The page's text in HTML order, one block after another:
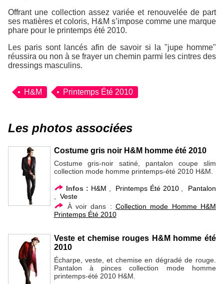
Offrant une collection assez variée et renouvelée de part
ses matières et coloris, H&M s’impose comme une marque
phare pour le printemps été 2010.
Les paris sont lancés afin de savoir si la "jupe homme"
réussira ou non à se frayer un chemin parmi les cintres des
dressings masculins.
H&M Printemps Été 2010
Les photos associées
Costume gris noir H&M homme été 2010
Costume gris-noir satiné, pantalon coupe slim
collection mode homme printemps-été 2010 H&M.
Infos : H&M Printemps Été 2010, Pantalon
Veste
À voir dans :Collection mode Homme H&M
Printemps Été 2010
Veste et chemise rouges H&M homme été
2010
Écharpe, veste, et chemise en dégradé de rouge.
Pantalon à pinces collection mode homme
printemps-été 2010 H&M.